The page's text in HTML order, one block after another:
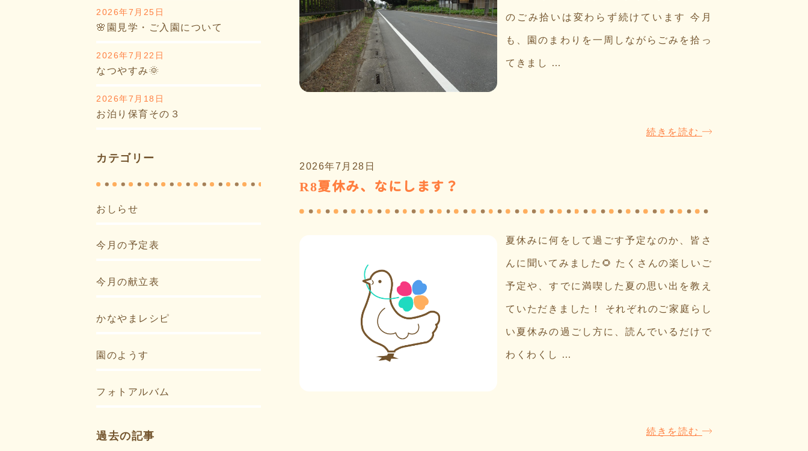
2026年7月25日
🌸園見学・ご入園について
2026年7月22日
なつやすみ🌞
2026年7月18日
お泊り保育その３
カテゴリー
おしらせ
今月の予定表
今月の献立表
かなやまレシピ
園のようす
フォトアルバム
過去の記事
のごみ拾いは変わらず続けています 今月
も、園のまわりを一周しながらごみを拾っ
てきまし …
続きを読む
2026年7月28日
R8夏休み、なにします？
夏休みに何をして過ごす予定なのか、皆さ
んに聞いてみました🌻 たくさんの楽しいご
予定や、すでに満喫した夏の思い出を教え
ていただきました！ それぞれのご家庭らし
い夏休みの過ごし方に、読んでいるだけで
わくわくし …
続きを読む